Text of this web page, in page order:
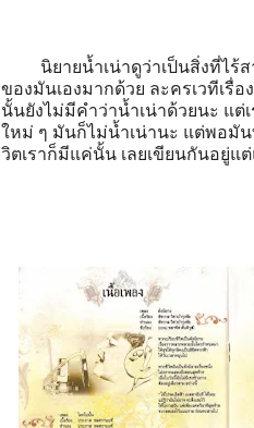
นิยายน้ำเน่าดูว่าเป็นสิ่งที่ไร้ส
ของมันเองมากด้วย ละครเวทีเรื่
นั้นยังไม่มีคำว่าน้ำเน่าด้วยนะ แต่
ใหม่ ๆ มันก็ไม่น้ำเน่านะ แต่พอมัน
วิตเราก็มีแค่นั้น เลยเขียนกันอยู่แ